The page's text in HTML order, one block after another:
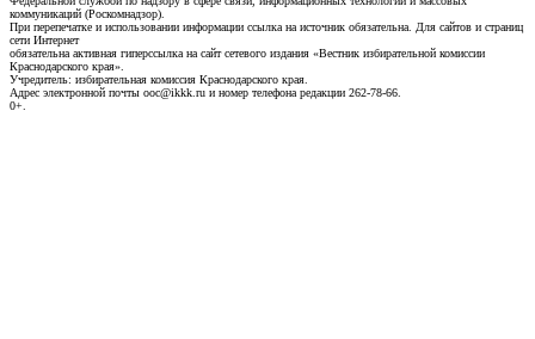
коммуникаций (Роскомнадзор).
При перепечатке и использовании информации ссылка на источник обязательна. Для сайтов и страниц
сети Интернет
обязательна активная гиперссылка на сайт сетевого издания «Вестник избирательной комиссии
Краснодарского края».
Учредитель: избирательная комиссия Краснодарского края.
Адрес электронной почты ooc@ikkk.ru и номер телефона редакции 262-78-66.
0+.